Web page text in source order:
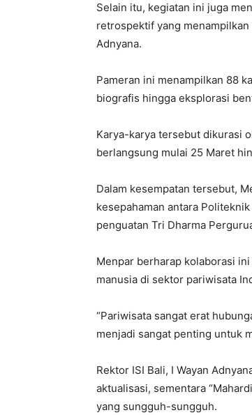
Selain itu, kegiatan ini juga
retrospektif yang
Adnyana.
Pameran ini menampilkan 88
biografis hingga eksplorasi
Karya-karya tersebut dikurasi
berlangsung mulai 25 Maret
Dalam kesempatan tersebut,
kesepahaman antara
penguatan Tri Dharma
Menpar berharap kolaborasi
manusia di sektor pariwisata
“Pariwisata sangat erat
menjadi sangat penting untuk
Rektor ISI Bali, I Wayan
aktualisasi, sementara
yang sungguh-sungguh.